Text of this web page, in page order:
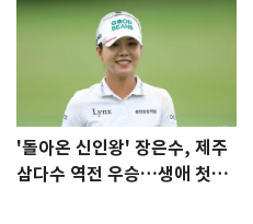
'돌아온 신인왕' 장은수, 제주
삼다수 역전 우승…생애 첫승